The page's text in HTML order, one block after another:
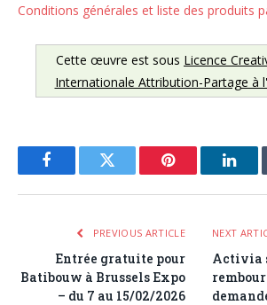
Conditions générales et liste des produits
Cette œuvre est sous Licence
Internationale Attribution-Partage à
FacebookTwitter Pinterest
PREVIOUS ARTICLE
Entrée gratuite pour
Batibouw à Brussels Expo
– du 7 au 15/02/2026
NEXT
Activia